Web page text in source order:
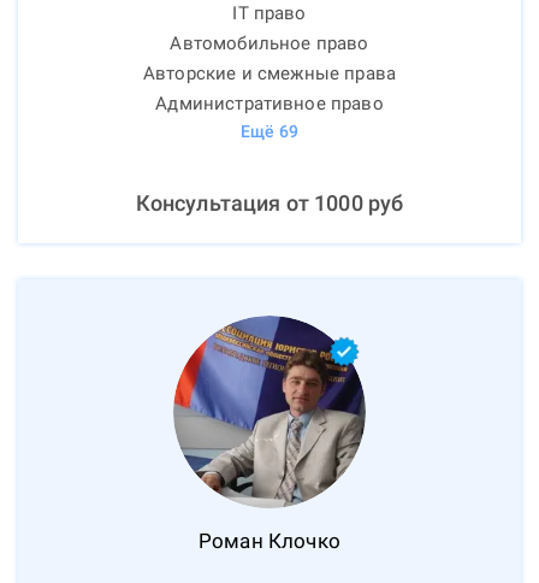
IT право
Автомобильное право
Авторские и смежные права
Административное право
Ещё 69
Консультация от 1000руб
Роман Клочко